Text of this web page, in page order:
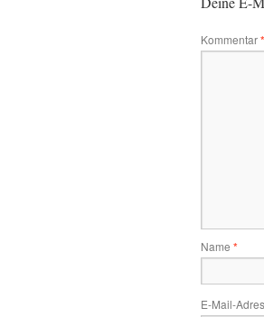
Kommentar*
Name *
E-Mail-